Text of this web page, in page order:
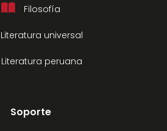
Filosofía
Literatura universal
Literatura peruana
Soporte